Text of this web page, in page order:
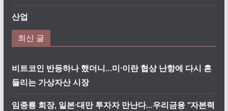
산업
최신 글
비트코인 반등하나 했더니…미·이란 협상 난항에 다시 흔
들리는 가상자산 시장
임종룡 회장, 일본·대만 투자자 만난다…우리금융 “자본력